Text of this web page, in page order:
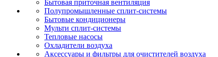
Бытовая приточная вентиляция
Полупромышленные сплит-системы
Бытовые кондиционеры
Мульти сплит-системы
Тепловые насосы
Охладители воздуха
Аксессуары и фильтры для очистителей воздуха